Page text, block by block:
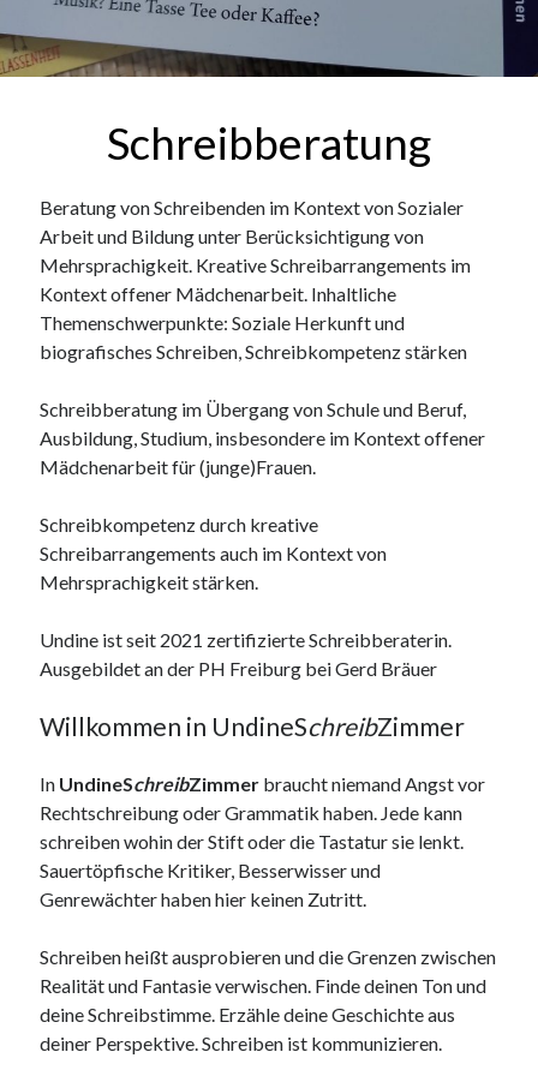
Schreibberatung
Beratung von Schreibenden im Kontext von Sozialer
Arbeit und Bildung unter Berücksichtigung von
Mehrsprachigkeit. Kreative Schreibarrangements im
Kontext offener Mädchenarbeit. Inhaltliche
Themenschwerpunkte: Soziale Herkunft und
biografisches Schreiben, Schreibkompetenz stärken
Schreibberatung im Übergang von Schule und Beruf,
Ausbildung, Studium, insbesondere im Kontext offener
Mädchenarbeit für (junge)Frauen.
Schreibkompetenz durch kreative
Schreibarrangements auch im Kontext von
Mehrsprachigkeit stärken.
Undine ist seit 2021 zertifizierte Schreibberaterin.
Ausgebildet an der PH Freiburg bei Gerd Bräuer
Willkommen in UndineSchreibZimmer
In UndineSchreibZimmer braucht niemand Angst vor
Rechtschreibung oder Grammatik haben. Jede kann
schreiben wohin der Stift oder die Tastatur sie lenkt.
Sauertöpfische Kritiker, Besserwisser und
Genrewächter haben hier keinen Zutritt.
Schreiben heißt ausprobieren und die Grenzen zwischen
Realität und Fantasie verwischen. Finde deinen Ton und
deine Schreibstimme. Erzähle deine Geschichte aus
deiner Perspektive. Schreiben ist kommunizieren.